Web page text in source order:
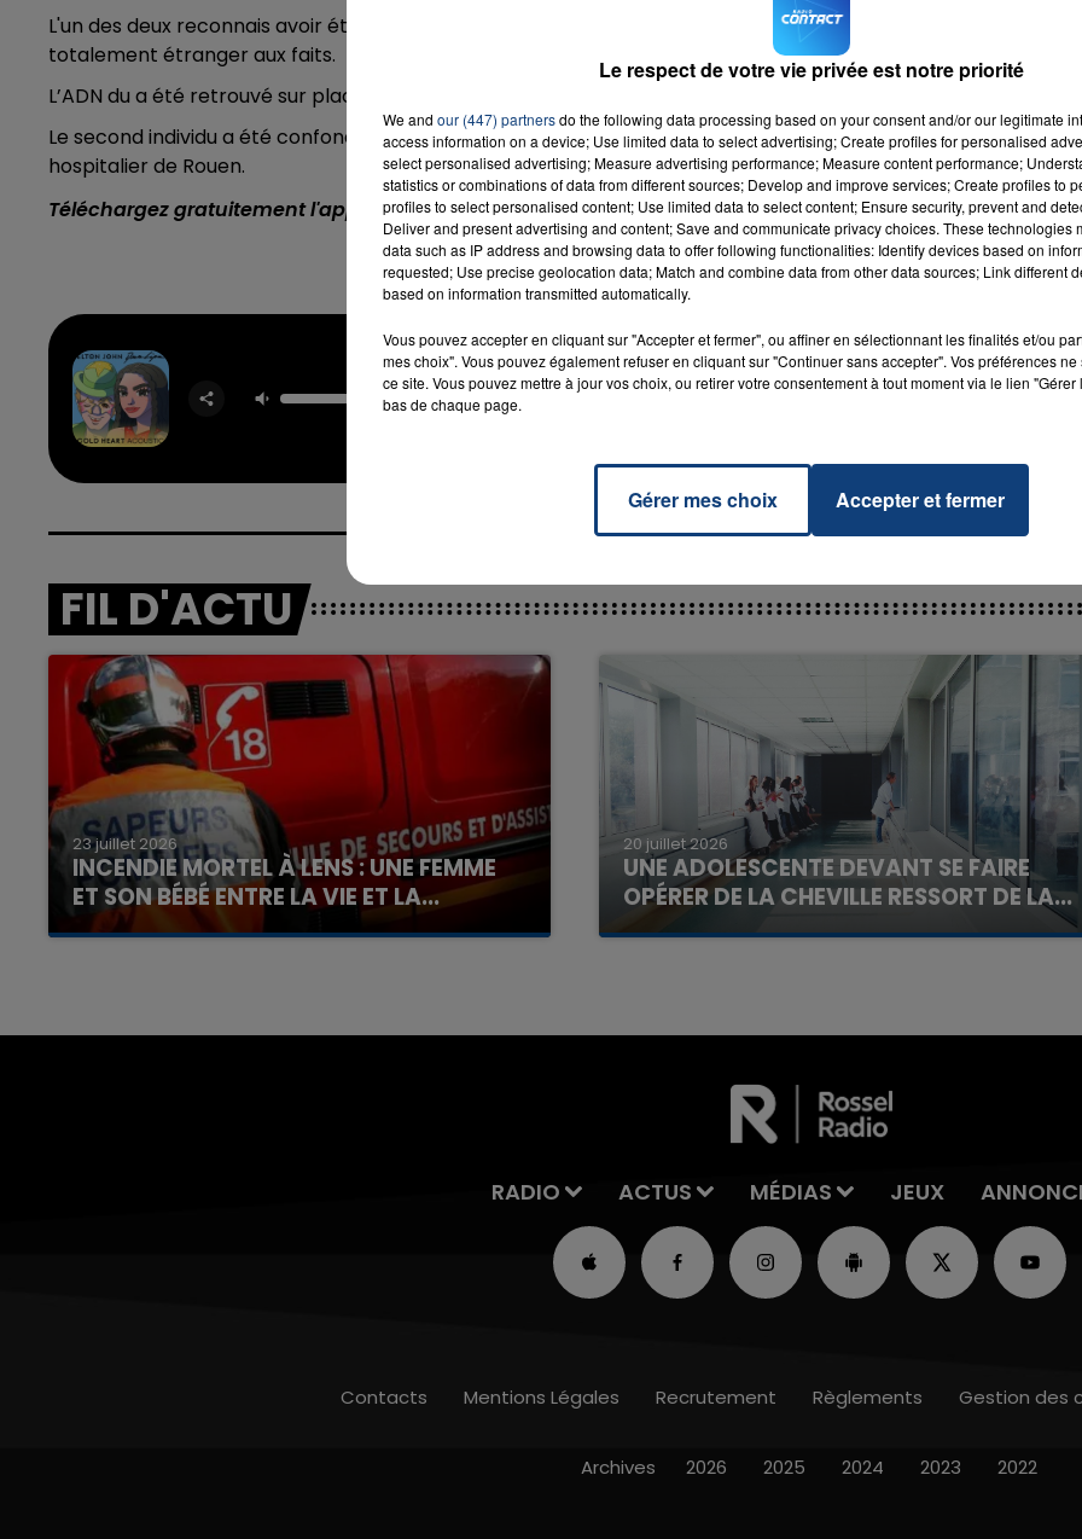
L'un des deux reconnais avoir été présent sur les lieux avec l'autre individu, mais ce second homme affirme
totalement étranger aux faits.
L’ADN du a été retrouvé sur place, sur un masque retrouvé sous le camion de la victime.
Le second individu a été confondu par une blessure qu’il a faite soigner quelques heures plus tard au centre
hospitalier de Rouen.
Téléchargez gratuitement l'application Contact FM sur
et
Cold Heart
ELTON JOHN
FEAT. DUA LIPA
RADIO CONTACT
FIL D'ACTU
23 juillet 2026
INCENDIE MORTEL À LENS : UNE FEMME
ET SON BÉBÉ ENTRE LA VIE ET LA...
Un homme s'est immolé par le feu après avoir
20 juillet 2026
UNE ADOLESCENTE DEVANT SE FAIRE
OPÉRER DE LA CHEVILLE RESSORT DE LA...
La famille a porté plainte contre la clinique qui a
RADIO ACTUS MÉDIAS JEUX
Contacts Mentions Légales Recrutement Règlements Gestion des
Archives 2026 2025 2024 2023 2022
Le respect de votre vie privée est notre priorité
We and our (447) partnersdo the following data processing based on your consent and/or our legitimate
access information on a device; Use limited data to select advertising; Create profiles for personalised
select personalised advertising; Measure advertising performance; Measure content performance;
statistics or combinations of data from different sources; Develop and improve services; Create profiles to
profiles to select personalised content; Use limited data to select content; Ensure security, prevent and
Deliver and present advertising and content; Save and communicate privacy choices. These technologies
data such as IP address and browsing data to offer following functionalities: Identify devices based on
requested; Use precise geolocation data; Match and combine data from other data sources; Link different
based on information transmitted automatically.
Vous pouvez accepter en cliquant sur "Accepter et fermer", ou affiner en sélectionnant les finalités et/ou
mes choix". Vous pouvez également refuser en cliquant sur "Continuer sans accepter". Vos préférences
ce site. Vous pouvez mettre à jour vos choix, ou retirer votre consentement à tout moment via le lien
bas de chaque page.
Gérer mes choix Accepter et fermer